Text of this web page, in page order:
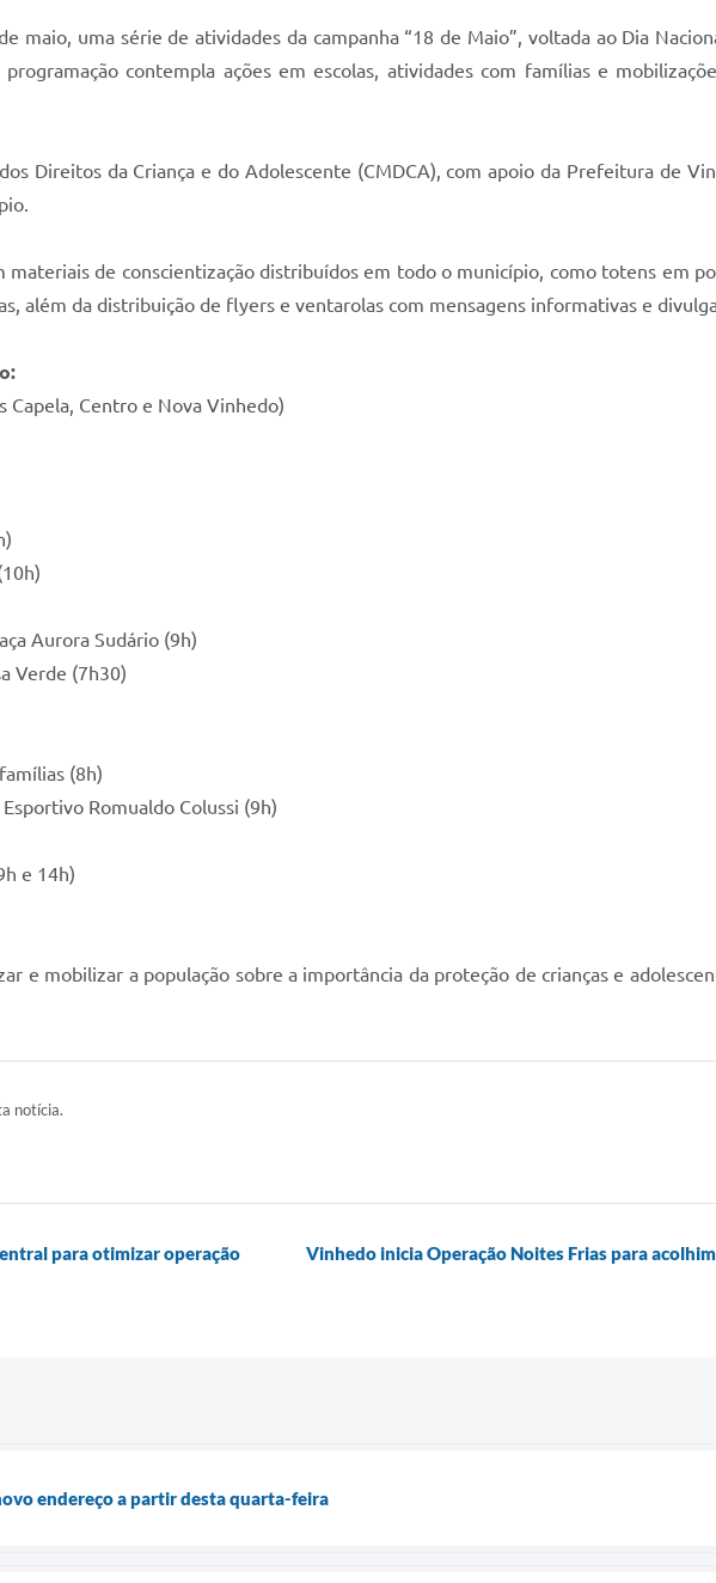
maio, uma série de atividades da campanha “18 de Maio”, voltada ao Dia
contempla ações em escolas, atividades com famílias e
Direitos da Criança e do Adolescente (CMDCA), com apoio da Prefeitura de
materiais de conscientização distribuídos em todo o município, como totens em
além da distribuição de flyers e ventarolas com mensagens informativas e
Capela, Centro e Nova Vinhedo)
Aurora Sudário (9h)
Verde (7h30)
(8h)
Romualdo Colussi (9h)
e 14h)
e mobilizar a população sobre a importância da proteção de crianças e
notícia.
para otimizar operação
Vinhedo inicia Operação Noites Frias para
endereço a partir desta quarta-feira